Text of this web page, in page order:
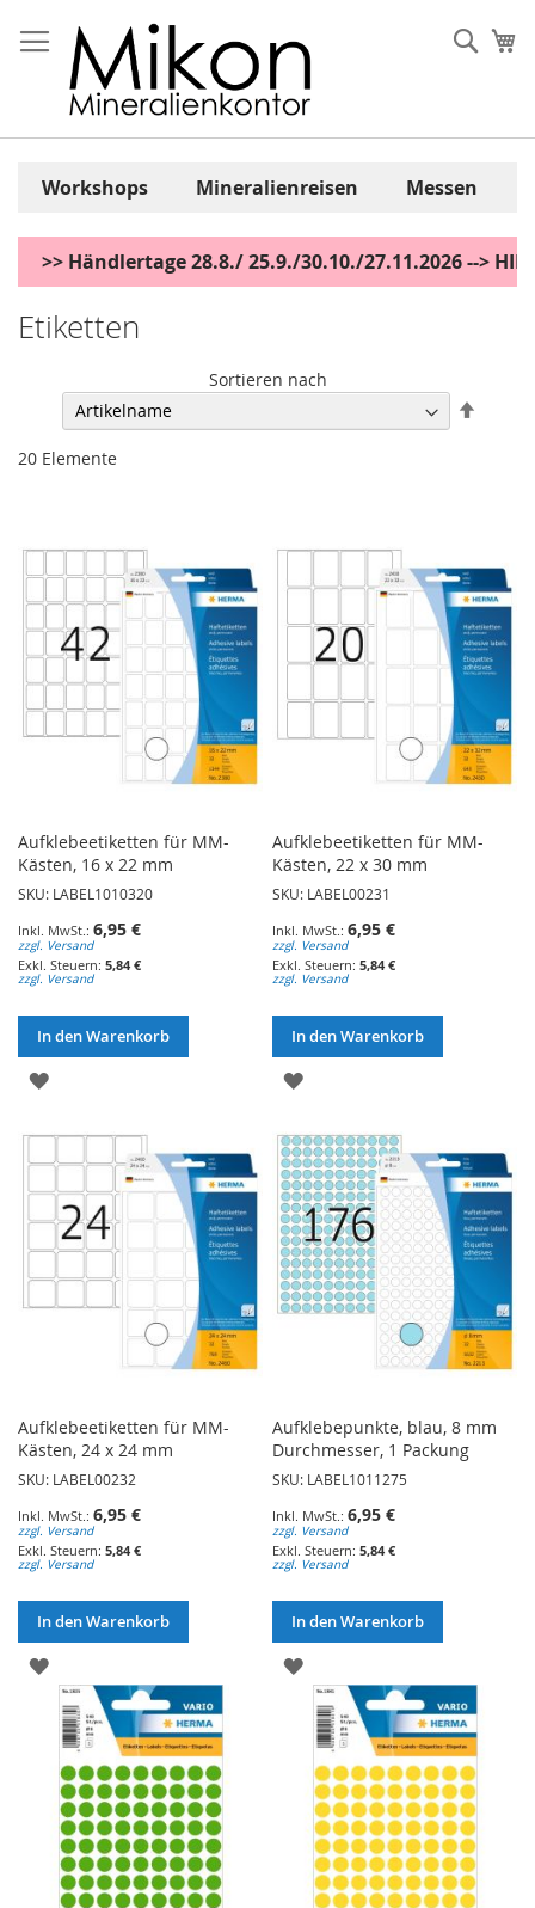
Inhalt
springen
Workshops Mineralienreisen Messen
>> Händlertage 28.8./ 25.9./30.10./27.11.2026 -->
Etiketten
20 Elemente
Sortieren nach
Aufklebeetiketten für MM-
Kästen, 16 x 22 mm
SKU: LABEL1010320
6,95 €
zzgl. Versand
5,84 €
zzgl. Versand
In den Warenkorb
ZUR
HINZUFÜGEN
Aufklebeetiketten für MM-
Kästen, 22 x 30 mm
SKU: LABEL00231
6,95 €
zzgl. Versand
5,84 €
zzgl. Versand
In den Warenkorb
ZUR
HINZUFÜGEN
Aufklebeetiketten für MM-
Kästen, 24 x 24 mm
SKU: LABEL00232
6,95 €
zzgl. Versand
5,84 €
zzgl. Versand
In den Warenkorb
ZUR
WUNSCHLISTE
HINZUFÜGEN
Aufklebepunkte, blau, 8 mm
Durchmesser, 1 Packung
SKU: LABEL1011275
6,95 €
zzgl. Versand
5,84 €
zzgl. Versand
In den Warenkorb
ZUR
WUNSCHLISTE
HINZUFÜGEN